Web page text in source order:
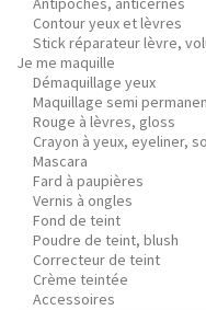
Contour yeux et lèvres
Stick réparateur lèvre,
Je me maquille
Démaquillage yeux
Maquillage semi
Rouge à lèvres, gloss
Crayon à yeux, eyeliner,
Mascara
Fard à paupières
Vernis à ongles
Fond de teint
Poudre de teint, blush
Correcteur de teint
Crème teintée
Accessoires